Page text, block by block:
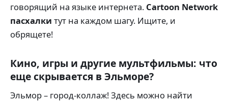
говорящий на языке интернета. Cartoon Network
пасхалки тут на каждом шагу. Ищите, и
обрящете!
Кино, игры и другие мультфильмы: что
еще скрывается в Эльморе?
Эльмор – город-коллаж! Здесь можно найти